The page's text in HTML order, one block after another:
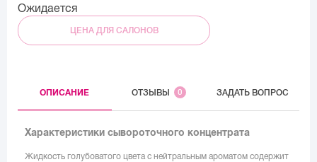
Ожидается
ЦЕНА ДЛЯ САЛОНОВ
ОПИСАНИЕ ОТЗЫВЫ 0 ЗАДАТЬ ВОПРОС
Характеристики сывороточного концентрата
Жидкость голубоватого цвета с нейтральным ароматом содержит